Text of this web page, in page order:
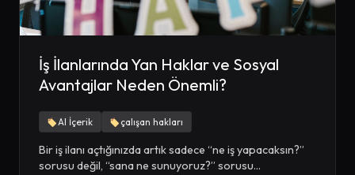
İş İlanlarında Yan Haklar ve Sosyal
Avantajlar Neden Önemli?
AI İçerik çalışan hakları
Bir iş ilanı açtığınızda artık sadece “ne iş yapacaksın?”
sorusu değil, “sana ne sunuyoruz?” sorusu...